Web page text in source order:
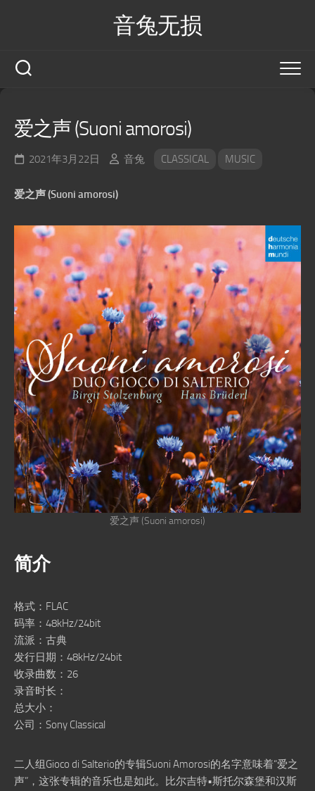
音兔无损
爱之声 (Suoni amorosi)
2021年3月22日 音兔 CLASSICAL MUSIC
爱之声 (Suoni amorosi)
爱之声 (Suoni amorosi)
简介
格式：FLAC
码率：48kHz/24bit
流派：古典
发行日期：48kHz/24bit
收录曲数：26
录音时长：
总大小：
公司：Sony Classical
二人组Gioco di Salterio的专辑Suoni Amorosi的名字意味着“爱之
声”，这张专辑的音乐也是如此。比尔吉特•斯托尔森堡和汉斯